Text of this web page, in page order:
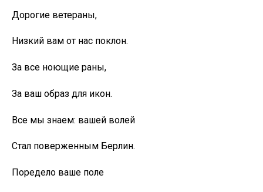
Дорогие ветераны,
Низкий вам от нас поклон.
За все ноющие раны,
За ваш образ для икон.
Все мы знаем: вашей волей
Стал поверженным Берлин.
Поредело ваше поле